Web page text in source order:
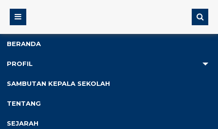
BERANDA
PROFIL
SAMBUTAN KEPALA SEKOLAH
TENTANG
SEJARAH